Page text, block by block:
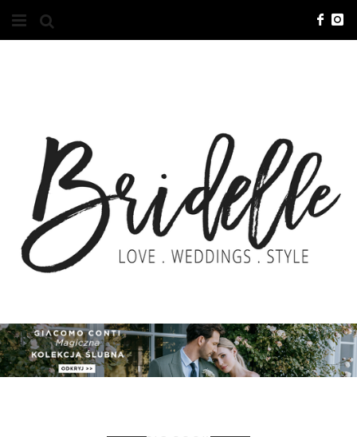
O NAS
KONTAKT
REKLAMA
ADVERTISING
ZGŁOSZENIA